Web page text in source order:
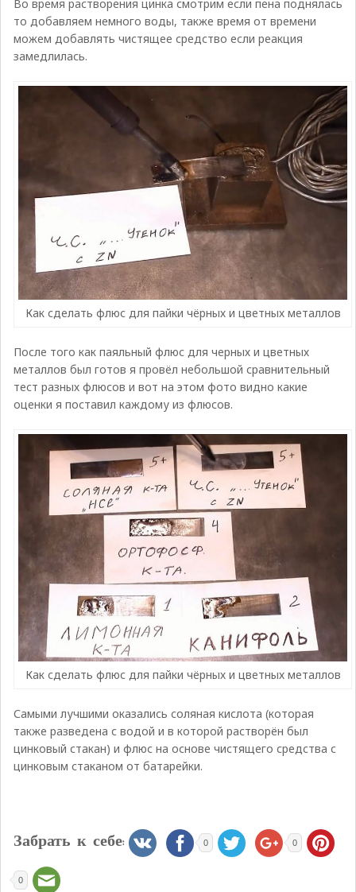
Во время растворения цинка смотрим если пена поднялась
то добавляем немного воды, также время от времени
можем добавлять чистящее средство если реакция
замедлилась.
Как сделать флюс для пайки чёрных и цветных металлов
После того как паяльный флюс для черных и цветных
металлов был готов я провёл небольшой сравнительный
тест разных флюсов и вот на этом фото видно какие
оценки я поставил каждому из флюсов.
Как сделать флюс для пайки чёрных и цветных металлов
Самыми лучшими оказались соляная кислота (которая
также разведена с водой и в которой растворён был
цинковый стакан) и флюс на основе чистящего средства с
цинковым стаканом от батарейки.
Забрать к себе: 0 0
0